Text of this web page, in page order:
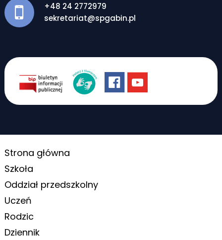
+48 24 2772979
sekretariat@spgabin.pl
Strona główna
Szkoła
Oddział przedszkolny
Uczeń
Rodzic
Dziennik